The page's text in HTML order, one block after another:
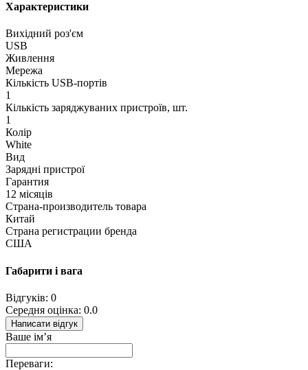
Характеристики
Вихідний роз'єм
USB
Живлення
Мережа
Кількість USB-портів
1
Кількість заряджуваних пристроїв, шт.
1
Колір
White
Вид
Зарядні пристрої
Гарантия
12 місяців
Страна-производитель товара
Китай
Страна регистрации бренда
США
Габарити і вага
Відгуків: 0
Середня оцінка: 0.0
Написати відгук
Ваше ім’я
Переваги: